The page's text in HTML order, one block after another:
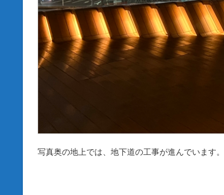
写真奥の地上では、地下道の工事が進んでいます。